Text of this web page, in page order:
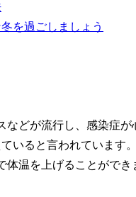
を過ごしましょう
どが流行し、感染症
いると言われています
温を上げることができ